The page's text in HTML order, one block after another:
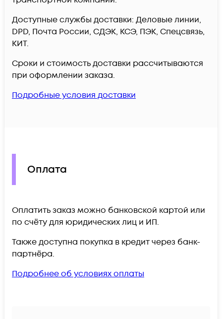
Доступные службы доставки: Деловые линии,
DPD, Почта России, СДЭК, КСЭ, ПЭК, Спецсвязь,
КИТ.
Сроки и стоимость доставки рассчитываются
при оформлении заказа.
Подробные условия доставки
Оплата
Оплатить заказ можно банковской картой или
по счёту для юридических лиц и ИП.
Также доступна покупка в кредит через банк-
партнёра.
Подробнее об условиях оплаты